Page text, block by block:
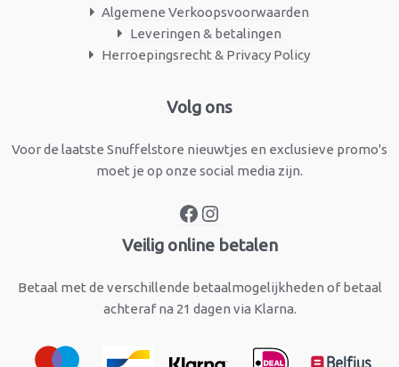
Algemene Verkoopsvoorwaarden
Leveringen & betalingen
Herroepingsrecht & Privacy Policy
Volg ons
Voor de laatste Snuffelstore nieuwtjes en exclusieve promo's
moet je op onze social media zijn.
Facebook
Veilig online betalen
Betaal met de verschillende betaalmogelijkheden of betaal
achteraf na 21 dagen via Klarna.